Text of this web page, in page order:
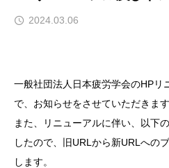
2024.03.06
一般社団法人日本疲労学会のHPリ
で、お知らせをさせていただきます
また、リニューアルに伴い、以下
したので、
旧URLから新URLへの
します。